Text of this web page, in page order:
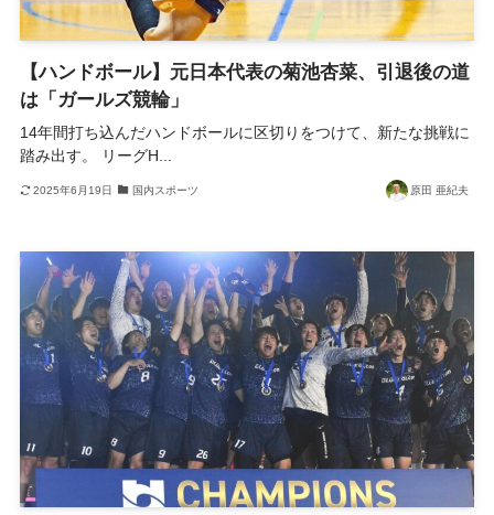
【ハンドボール】元日本代表の菊池杏菜、引退後の道
は「ガールズ競輪」
14年間打ち込んだハンドボールに区切りをつけて、新たな挑戦に
踏み出す。 リーグH...
2025年6月19日 国内スポーツ 原田 亜紀夫